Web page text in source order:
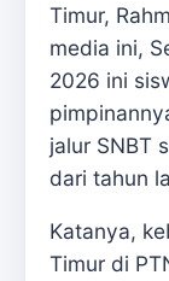
Timur,
media ini,
2026 ini
jalur SNBT
dari tahun
Katanya,
Timur di